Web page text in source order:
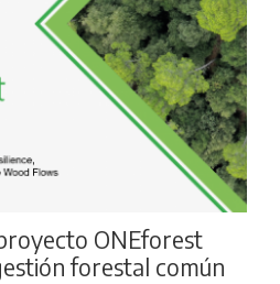
ONEforest
forestal común